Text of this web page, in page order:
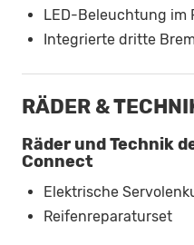
LED-Beleuchtung im
Integrierte dritte
RÄDER &
Räder und Technik
Connect
Elektrische
Reifenreparaturset